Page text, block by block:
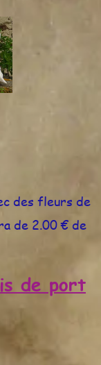
des fleurs de
de 2.00 € de
de port